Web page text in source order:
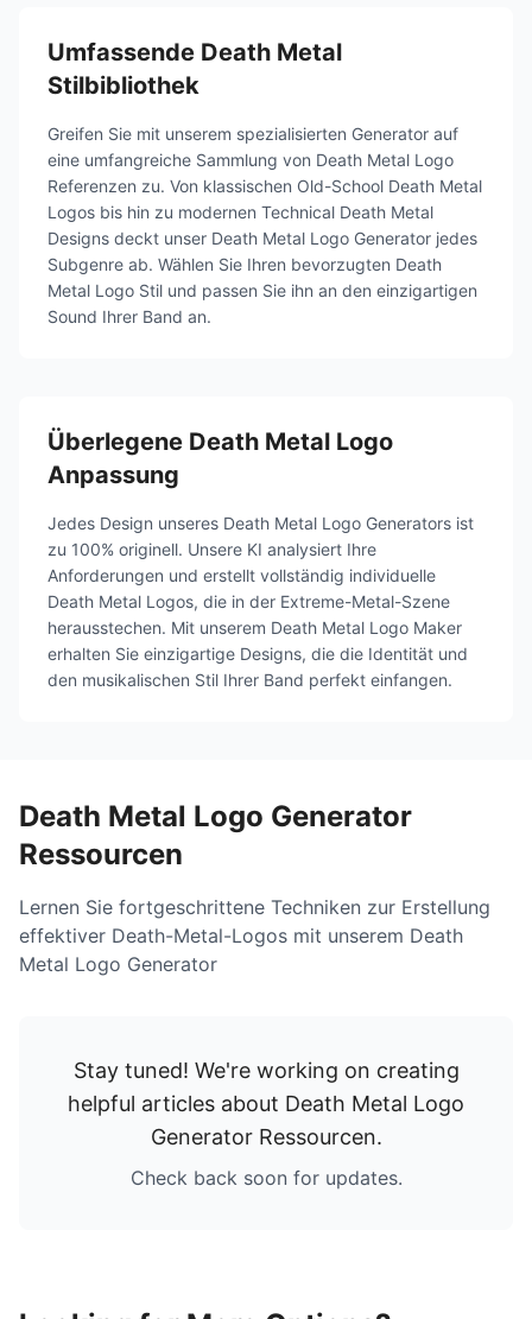
Umfassende Death Metal
Stilbibliothek
Greifen Sie mit unserem spezialisierten Generator auf
eine umfangreiche Sammlung von Death Metal Logo
Referenzen zu. Von klassischen Old-School Death Metal
Logos bis hin zu modernen Technical Death Metal
Designs deckt unser Death Metal Logo Generator jedes
Subgenre ab. Wählen Sie Ihren bevorzugten Death
Metal Logo Stil und passen Sie ihn an den einzigartigen
Sound Ihrer Band an.
Überlegene Death Metal Logo
Anpassung
Jedes Design unseres Death Metal Logo Generators ist
zu 100% originell. Unsere KI analysiert Ihre
Anforderungen und erstellt vollständig individuelle
Death Metal Logos, die in der Extreme-Metal-Szene
herausstechen. Mit unserem Death Metal Logo Maker
erhalten Sie einzigartige Designs, die die Identität und
den musikalischen Stil Ihrer Band perfekt einfangen.
Death Metal Logo Generator
Ressourcen
Lernen Sie fortgeschrittene Techniken zur Erstellung
effektiver Death-Metal-Logos mit unserem Death
Metal Logo Generator
Stay tuned! We're working on creating
helpful articles about Death Metal Logo
Generator Ressourcen.
Check back soon for updates.